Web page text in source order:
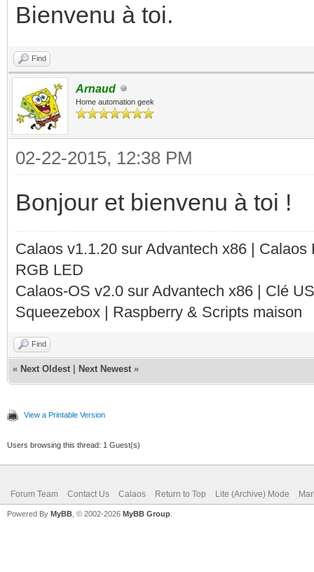
Bienvenu à toi.
Find
Arnaud
Home automation geek
02-22-2015, 12:38 PM
Bonjour et bienvenu à toi !
Calaos v1.1.20 sur Advantech x86 |
RGB LED
Calaos-OS v2.0 sur Advantech x86 | Clé
Squeezebox | Raspberry & Scripts maison
Find
« Next Oldest Next Newest »
View a Printable Version
Users browsing this thread: 1 Guest(s)
Forum Team Contact Us Calaos Return to Top Lite (Archive) Mode
Powered By MyBB , © 2002-2026 MyBB Group